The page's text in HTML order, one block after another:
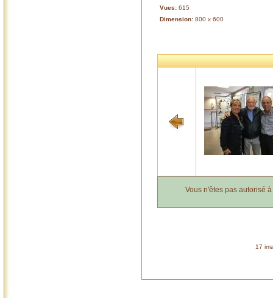
Vues: 615
Dimension: 800 x 600
Vous n'êtes pas autorisé
17